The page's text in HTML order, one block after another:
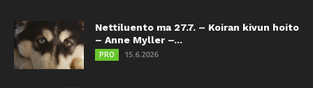
Nettiluento ma 27.7. – Koiran kivun hoito
– Anne Myller –...
PRO 15.6.2026